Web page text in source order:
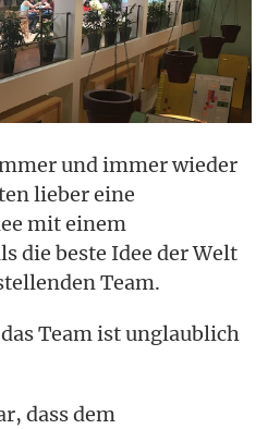
und immer wieder
lieber eine
mit einem
die beste Idee der Welt
Team.
Team ist unglaublich
dass dem